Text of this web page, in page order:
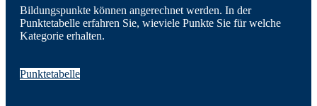
Bildungspunkte können angerechnet werden. In der
Punktetabelle erfahren Sie, wieviele Punkte Sie für welche
Kategorie erhalten.
Punktetabelle